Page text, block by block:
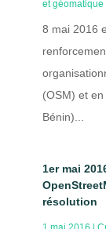
et géomatique
8 mai 2016
(OSM) et
Bénin)...
1er mai
résolution